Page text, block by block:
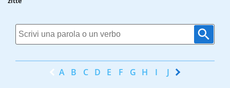
A B C D E F G H I J K